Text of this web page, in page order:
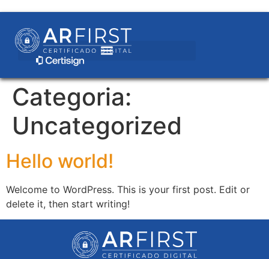
Categoria:
Uncategorized
Hello world!
Welcome to WordPress. This is your first post. Edit or
delete it, then start writing!